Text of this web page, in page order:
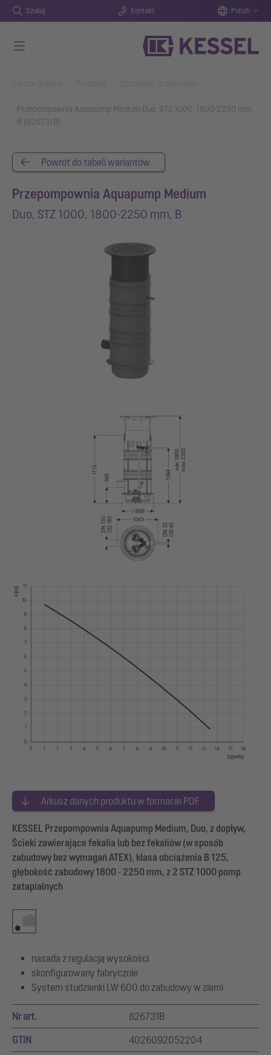
Szukaj Kontakt Polish
Przepompownia Aquapump Medium Duo, STZ 1000, 1800-2250 mm,
B (826731B)
Powrót do tabeli wariantów
Przepompownia Aquapump Medium
Duo, STZ 1000, 1800-2250 mm, B
Arkusz danych produktu w formacie PDF
KESSEL Przepompownia Aquapump Medium, Duo, z dopływ,
Ścieki zawierające fekalia lub bez fekaliów (w sposób
zabudowy bez wymagań ATEX), klasa obciążenia B 125,
głębokość zabudowy 1800 - 2250 mm, z 2 STZ 1000 pomp
zatapialnych
nasada z regulacją wysokości
skonfigurowany fabrycznie
System studzienki LW 600 do zabudowy w ziemi
Nr art. 826731B
GTIN 4026092052204